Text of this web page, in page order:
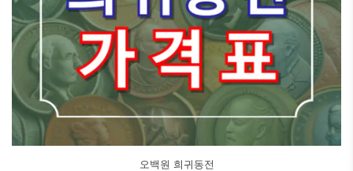
오백원 희귀동전